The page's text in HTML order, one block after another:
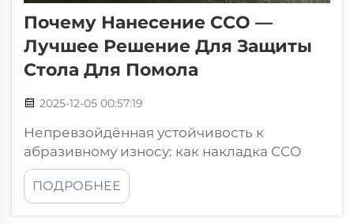
Почему Нанесение ССО —
Лучшее Решение Для Защиты
Стола Для Помола
2025-12-05 00:57:19
Непревзойдённая устойчивость к
абразивному износу: как накладка CCO
превосходит все альтернативы. Данные
ASTM G-65 подтверждают, что срок службы
при износе в шлифовальных применениях
ПОДРОБНЕЕ